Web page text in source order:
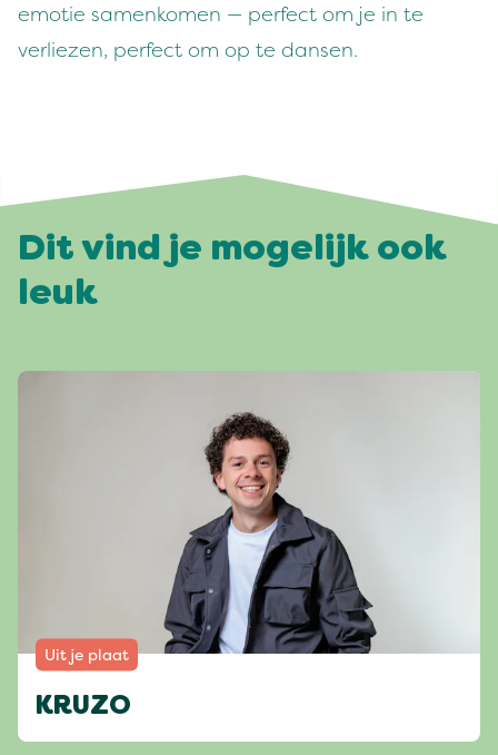
emotie samenkomen — perfect om je in te
verliezen, perfect om op te dansen.
Dit vind je mogelijk ook
leuk
Uit je plaat
KRUZO